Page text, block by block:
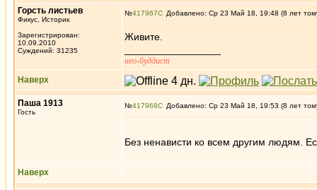
Горсть листьев
Фикус, Историк
Зарегистрирован:
10.09.2010
Суждений: 31235
№417967 Добавлено: Ср 23 Май 18, 19:48 (8 лет
Живите.
нео-буддист
Наверх
Паша 1913
Гость
№417968 Добавлено: Ср 23 Май 18, 19:53 (8 лет
Без ненависти ко всем другим людям.
Наверх